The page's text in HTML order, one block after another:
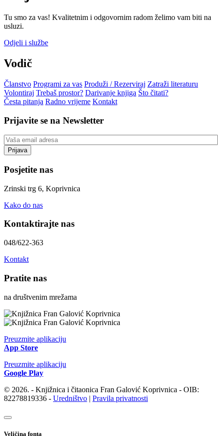
Tu smo za vas! Kvalitetnim i odgovornim radom želimo vam biti na
usluzi.
Odjeli i službe
Vodič
Članstvo Programi za vas Produži / Rezerviraj Zatraži literaturu
Volontiraj Trebaš prostor? Darivanje knjiga Što čitati?
Česta pitanja Radno vrijeme Kontakt
Prijavite se na Newsletter
Posjetite nas
Zrinski trg 6, Koprivnica
Kako do nas
Kontaktirajte nas
048/622-363
Kontakt
Pratite nas
na društvenim mrežama
Preuzmite aplikaciju
App Store
Preuzmite aplikaciju
Google Play
© 2026. - Knjižnica i čitaonica Fran Galović Koprivnica - OIB:
82278819336 - Uredništvo | Pravila privatnosti
Veličina fonta